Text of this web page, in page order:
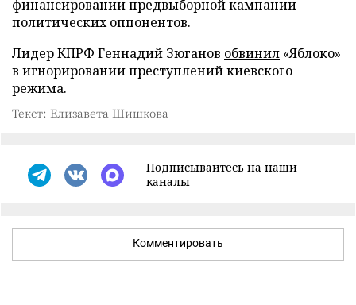
финансировании предвыборной кампании
политических оппонентов.
Лидер КПРФ Геннадий Зюганов обвинил «Яблоко»
в игнорировании преступлений киевского
режима.
Текст: Елизавета Шишкова
Подписывайтесь на наши
каналы
Комментировать